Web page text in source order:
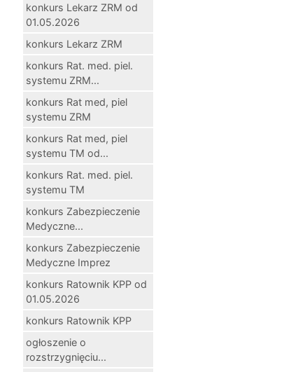
konkurs Lekarz ZRM od
01.05.2026
konkurs Lekarz ZRM
konkurs Rat. med. piel.
systemu ZRM...
konkurs Rat med, piel
systemu ZRM
konkurs Rat med, piel
systemu TM od...
konkurs Rat. med. piel.
systemu TM
konkurs Zabezpieczenie
Medyczne...
konkurs Zabezpieczenie
Medyczne Imprez
konkurs Ratownik KPP od
01.05.2026
konkurs Ratownik KPP
ogłoszenie o
rozstrzygnięciu...